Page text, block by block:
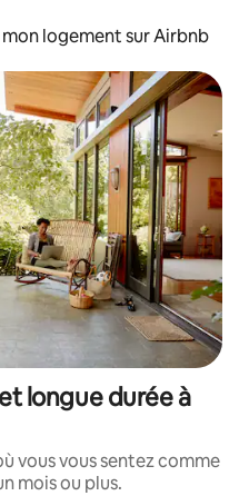
logement sur Airbnb
longue durée à
vous vous sentez comme
mois ou plus.